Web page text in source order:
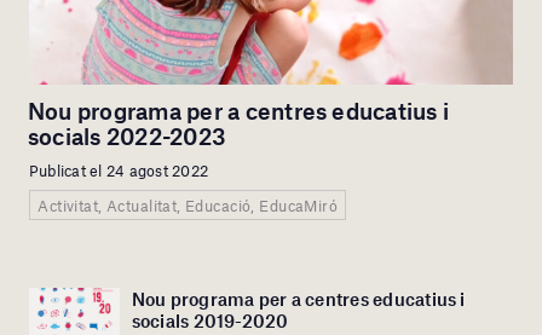
Nou programa per a centres educatius i
socials 2022-2023
Publicat el 24 agost 2022
Activitat, Actualitat, Educació, EducaMiró
Nou programa per a centres educatius i
socials 2019-2020